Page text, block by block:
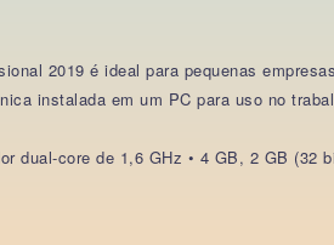
2019 é ideal para pequenas
instalada em um PC para uso no
dual-core de 1,6 GHz • 4 GB, 2 GB